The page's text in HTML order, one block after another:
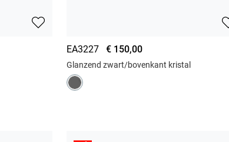
EA3227 € 150,00
Glanzend zwart/bovenkant kristal